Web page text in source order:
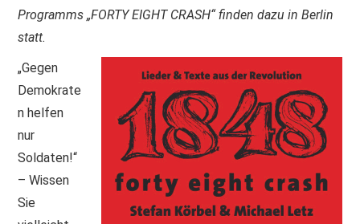
Programms „FORTY EIGHT CRASH“ finden dazu in Berlin
statt.
„Gegen
Demokrate
n helfen
nur
Soldaten!“
– Wissen
Sie